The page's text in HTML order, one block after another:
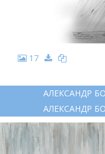
17
АЛЕКСАНДР
АЛЕКСАНДР